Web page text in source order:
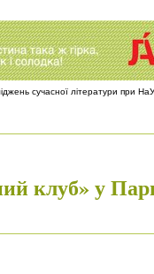
сучасної літератури при
клуб» у